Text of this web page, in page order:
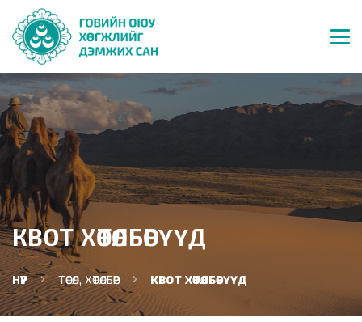
КВОТ ХӨТӨЛБӨРҮҮД
НҮҮР ТӨСӨЛ, ХӨТӨЛБӨР КВОТ ХӨТӨЛБӨРҮҮД